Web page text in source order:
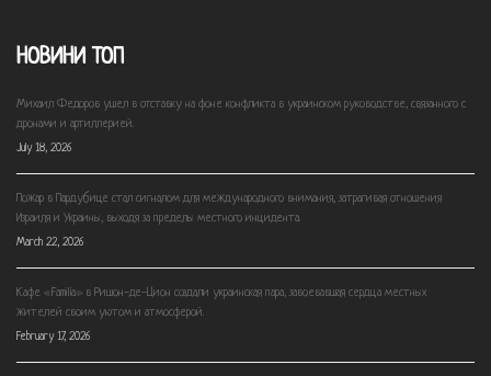
НОВИНИ ТОП
Михаил Федоров ушел в отставку на фоне конфликта в украинском руководстве, связанного с
дронами и артиллерией.
July 18, 2026
Пожар в Пардубице стал сигналом для международного внимания, затрагивая отношения
Израиля и Украины, выходя за пределы местного инцидента.
March 22, 2026
Кафе «Familia» в Ришон-де-Цион создали украинская пара, завоевавшая сердца местных
жителей своим уютом и атмосферой.
February 17, 2026